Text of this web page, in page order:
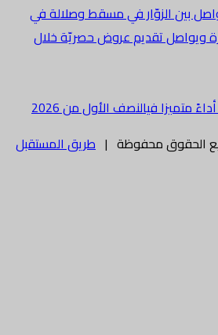
بين الزوّار في مسقط وصلالة في
ويواصل تقديم عروض حصريّة خلال
متميزا فيالنصف الأول من 2026
طريق المستقبل